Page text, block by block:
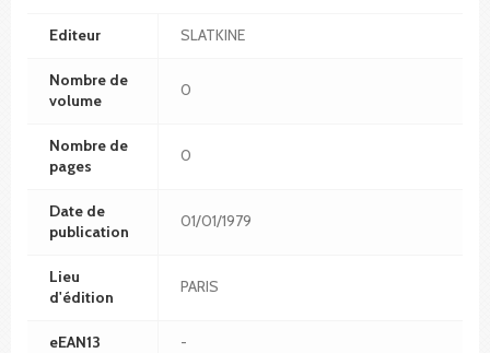
Editeur SLATKINE
Nombre de
volume
0
Nombre de
pages
0
Date de
publication
01/01/1979
Lieu
d'édition
PARIS
eEAN13 -